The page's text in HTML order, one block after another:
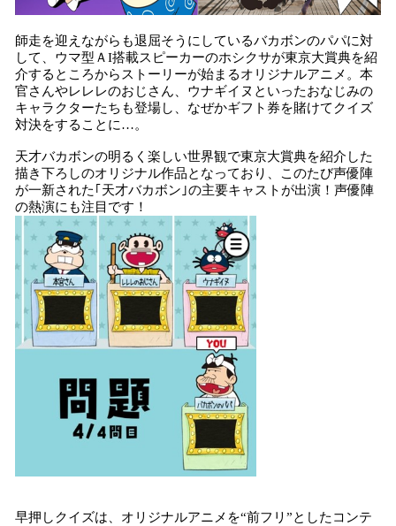
師走を迎えながらも退屈そうにしているバカボンのパパに対
して、ウマ型ＡI搭載スピーカーのホシクサが東京大賞典を紹
介するところからストーリーが始まるオリジナルアニメ。本
官さんやレレレのおじさん、ウナギイヌといったおなじみの
キャラクターたちも登場し、なぜかギフト券を賭けてクイズ
対決をすることに…。
天才バカボンの明るく楽しい世界観で東京大賞典を紹介した
描き下ろしのオリジナル作品となっており、このたび声優陣
が一新された｢天才バカボン｣の主要キャストが出演！声優陣
の熱演にも注目です！
早押しクイズは、オリジナルアニメを“前フリ”としたコンテ